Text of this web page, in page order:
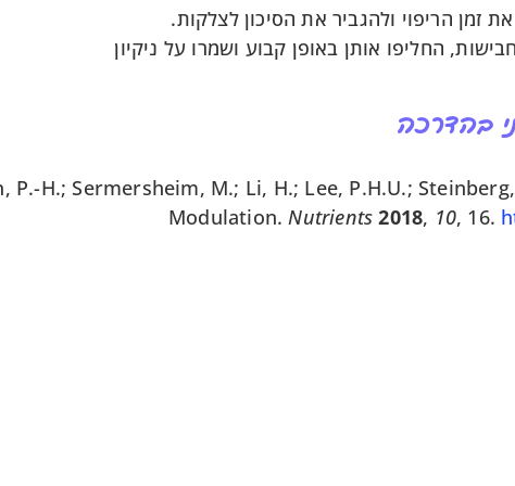
זמן הריפוי ולהגביר את הסיכון לצלקות.
החליפו אותן באופן קבוע ושמרו על ניקיון
בהדרכה
P.-H.; Sermersheim, M.; Li, H.; Lee, P.H.U.;
Modulation. Nutrients 2018, 10, 16.